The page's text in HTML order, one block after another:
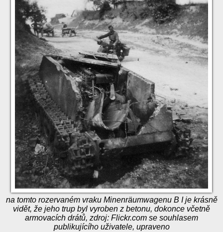
na tomto rozervaném vraku Minenräumwagenu B I je krásně
vidět, že jeho trup byl vyroben z betonu, dokonce včetně
armovacích drátů, zdroj: Flickr.com se souhlasem
publikujícího uživatele, upraveno